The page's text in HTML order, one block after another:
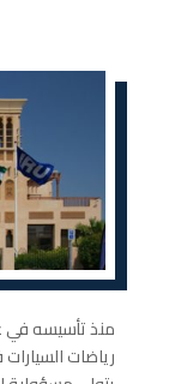
رياضات